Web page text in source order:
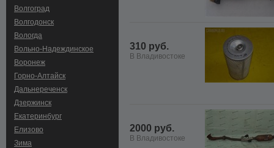
Волгоград
Волгодонск
Вологда
Вольно-Hадеждинское
Воронеж
Горно-Алтайск
Дальнереченск
Дзержинск
Екатеринбург
Елизово
Зима
310 руб.
В Владивостоке
2000 руб.
В Владивостоке